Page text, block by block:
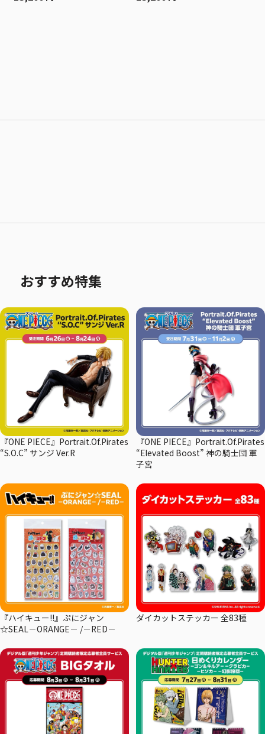
おすすめ特集
『ONE PIECE』Portrait.Of.Pirates
“S.O.C” サンジ Ver.R
『ONE PIECE』Portrait.Of.Pirates
“Elevated Boost” 神の騎士団 軍
子宮
『ハイキュー!!』ぷにジャン
☆SEAL－ORANGE－ /－RED－
ダイカットステッカー 全83種